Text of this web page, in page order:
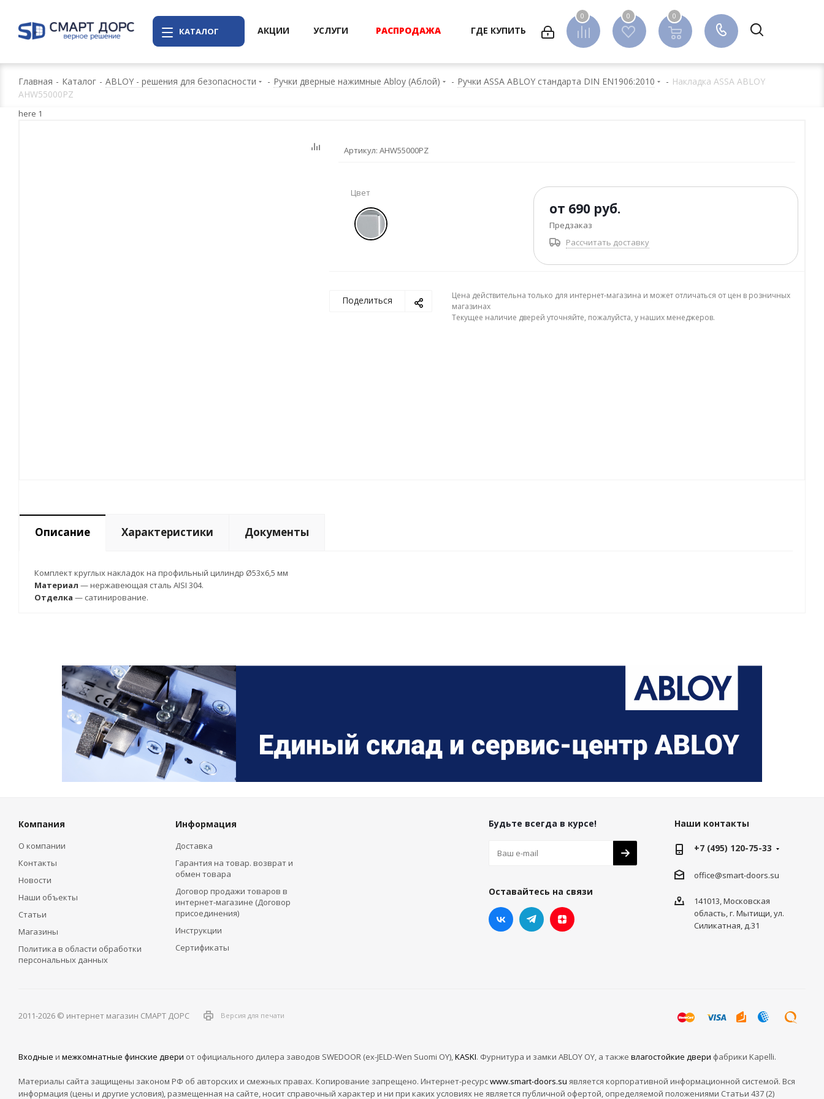
КАТАЛОГ
0 0 0
0
АКЦИИ УСЛУГИ РАСПРОДАЖА ГДЕ КУПИТЬ
Главная - Каталог - ABLOY - решения для безопасности - Ручки дверные нажимные Abloy (Аблой) - Ручки ASSA ABLOY стандарта DIN EN1906:2010 - Накладка ASSA ABLOY
AHW55000PZ
here 1
Артикул: AHW55000PZ
от 690 руб.
Предзаказ
Рассчитать доставку
Цвет
Поделиться
Цена действительна только для интернет-магазина и может отличаться от цен в розничных
магазинах
Текущее наличие дверей уточняйте, пожалуйста, у наших менеджеров.
Описание Характеристики Документы
Комплект круглых накладок на профильный цилиндр Ø53x6,5 мм
Материал — нержавеющая сталь AISI 304.
Отделка — сатинирование.
Компания
О компании
Контакты
Новости
Наши объекты
Статьи
Магазины
Политика в области обработки
персональных данных
Информация
Доставка
Гарантия на товар. возврат и
обмен товара
Договор продажи товаров в
интернет-магазине (Договор
присоединения)
Инструкции
Сертификаты
Будьте всегда в курсе!
Оставайтесь на связи
Наши контакты
+7 (495) 120-75-33
office@smart-doors.su
141013, Московская
область, г. Мытищи, ул.
Силикатная, д.31
2011-2026 © интернет магазин СМАРТ ДОРС Версия для печати
Входные и межкомнатные финские двери от официального дилера заводов SWEDOOR (ex-JELD-Wen Suomi OY),KASKI. Фурнитура и замки ABLOY OY, а также влагостойкие двери фабрики Kapelli.
Материалы сайта защищены законом РФ об авторских и смежных правах. Копирование запрещено. Интернет-ресурсwww.smart-doors.su является корпоративной информационной системой. Вся
информация (цены и другие условия), размещенная на сайте, носит справочный характер и ни при каких условиях не является публичной офертой, определяемой положениями Статьи 437 (2)